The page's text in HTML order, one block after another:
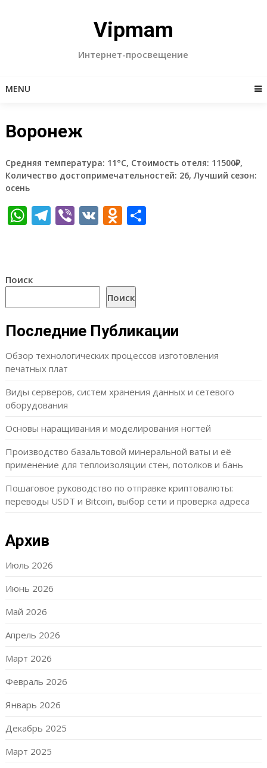
Vipmam
Интернет-просвещение
MENU
Воронеж
Средняя температура: 11°C, Стоимость отеля: 11500₽,
Количество достопримечательностей: 26, Лучший сезон:
осень
WhatsApp
Telegram
Viber
VKOdnoklassniki
Отправить
Поиск
Поиск
Последние Публикации
Обзор технологических процессов изготовления
печатных плат
Виды серверов, систем хранения данных и сетевого
оборудования
Основы наращивания и моделирования ногтей
Производство базальтовой минеральной ваты и её
применение для теплоизоляции стен, потолков и бань
Пошаговое руководство по отправке криптовалюты:
переводы USDT и Bitcoin, выбор сети и проверка адреса
Архив
Июль 2026
Июнь 2026
Май 2026
Апрель 2026
Март 2026
Февраль 2026
Январь 2026
Декабрь 2025
Март 2025